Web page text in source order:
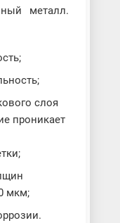
металл.
слоя
проникает
мкм;